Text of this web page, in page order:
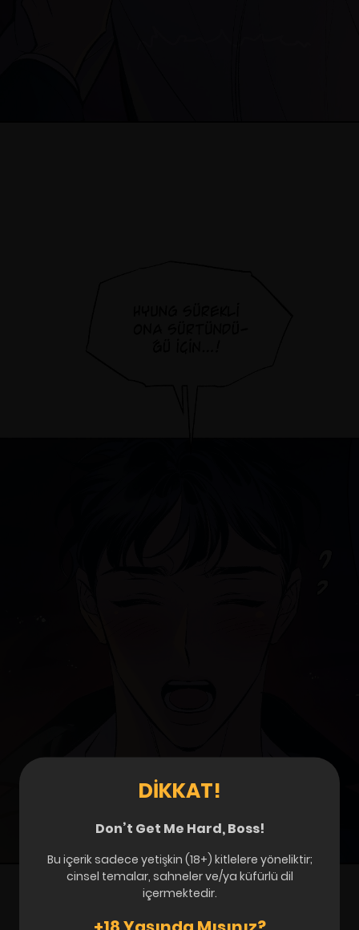
DIKKAT!
Don’t Get Me Hard, Boss!
Bu içerik sadece yetişkin (18+) kitlelere yöneliktir;
cinsel temalar, sahneler ve/ya küfürlü dil
içermektedir.